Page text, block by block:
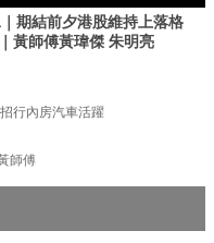
期結前夕港股維持上落格
黃師傅黃瑋傑 朱明亮
行內房汽車活躍
師傅